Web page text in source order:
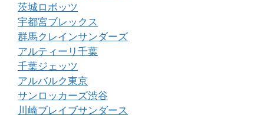
茨城ロボッツ
宇都宮ブレックス
群馬クレインサンダーズ
アルティーリ千葉
千葉ジェッツ
アルバルク東京
サンロッカーズ渋谷
川崎ブレイブサンダース